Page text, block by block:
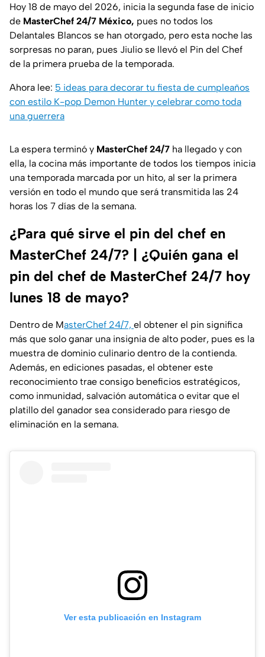
Hoy 18 de mayo del 2026, inicia la segunda fase de inicio
de MasterChef 24/7 México, pues no todos los
Delantales Blancos se han otorgado, pero esta noche las
sorpresas no paran, pues Jiulio se llevó el Pin del Chef
de la primera prueba de la temporada.
Ahora lee: 5 ideas para decorar tu fiesta de cumpleaños
con estilo K-pop Demon Hunter y celebrar como toda
una guerrera
La espera terminó y MasterChef 24/7 ha llegado y con
ella, la cocina más importante de todos los tiempos inicia
una temporada marcada por un hito, al ser la primera
versión en todo el mundo que será transmitida las 24
horas los 7 días de la semana.
¿Para qué sirve el pin del chef en
MasterChef 24/7? | ¿Quién gana el
pin del chef de MasterChef 24/7 hoy
lunes 18 de mayo?
Dentro de MasterChef 24/7, el obtener el pin significa
más que solo ganar una insignia de alto poder, pues es la
muestra de dominio culinario dentro de la contienda.
Además, en ediciones pasadas, el obtener este
reconocimiento trae consigo beneficios estratégicos,
como inmunidad, salvación automática o evitar que el
platillo del ganador sea considerado para riesgo de
eliminación en la semana.
Ver esta publicación en Instagram